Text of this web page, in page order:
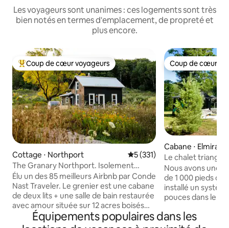
Les voyageurs sont unanimes : ces logements sont très
bien notés en termes d'emplacement, de propreté et
plus encore.
Coups de cœur voyageurs les plus appréciés
Coup de cœur voyageurs
Cottage ⋅ Northport Évaluation moyenne sur la
5 (331)
The Granary Northport. Isolement
moderne rustique
Élu un des 85 meilleurs Airbnb par Conde
Nast Traveler. Le grenier est une cabane
de deux lits + une salle de bain restaurée
avec amour située sur 12 acres boisés
avec une plage isolée du lac Michigan à
proximité. À quelques minutes en
Coup de cœur
Coup de cœur
Cabane ⋅ Elmira
Le chalet
Nous avons une
de 1 000 pieds
installé un
pouces dans le
une escapade
Équipements populaires dans les